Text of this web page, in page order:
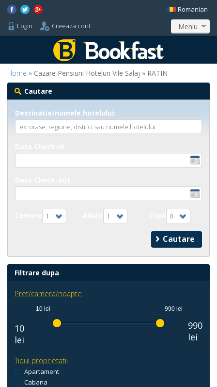
Login Creeaza cont
Romanian
Meniu
Home » Cazare Pensiuni Hoteluri Vile Salaj » RATIN
Cautare
Destinatie/numele hotelului:
1 1 0
Filtrare dupa
Pret/camera/noapte
10
lei
10 lei 990 lei
990
lei
Tipul proprietatii
Apartament
Cabana